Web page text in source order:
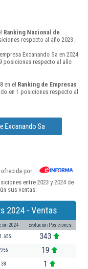
Ranking Nacional de
respecto al año 2023.
Excanando Sa en 2024
posiciones respecto al año
en el Ranking de Empresas
en 1 posiciones respecto al
Excanando Sa
por
entre 2023 y 2024 de
sus ventas:
2024 - Ventas
2024 Evolución Posiciones
343
956 19
38 1